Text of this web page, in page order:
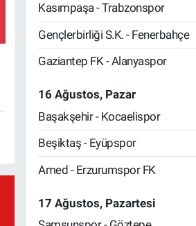
Kasımpaşa - Trabzonspor
Gençlerbirliği S.K. - Fenerbahçe
Gaziantep FK - Alanyaspor
16 Ağustos, Pazar
Başakşehir - Kocaelispor
Beşiktaş - Eyüpspor
Amed - Erzurumspor FK
17 Ağustos, Pazartesi